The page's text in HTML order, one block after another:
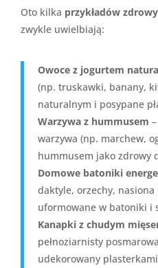
Oto kilka przykładów
zwykle uwielbiają:
Owoce z jogurtem
(np. truskawki, banany,
naturalnym i posypane
Warzywa z hummusem
warzywa (np. marchew,
hummusem jako zdrowy
Domowe batoniki
daktyle, orzechy, nasiona
uformowane w batoniki i
Kanapki z chudym
pełnoziarnisty
udekorowany